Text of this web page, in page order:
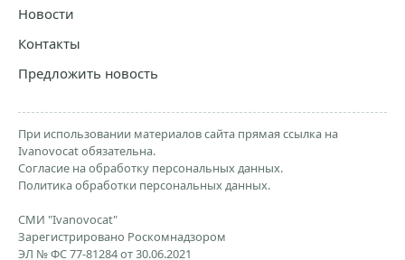
Новости
Контакты
Предложить новость
При использовании материалов сайта прямая ссылка на
Ivanovocat обязательна.
Согласие на обработку персональных данных.
Политика обработки персональных данных.
СМИ "Ivanovocat"
Зарегистрировано Роскомнадзором
ЭЛ № ФС 77-81284 от 30.06.2021